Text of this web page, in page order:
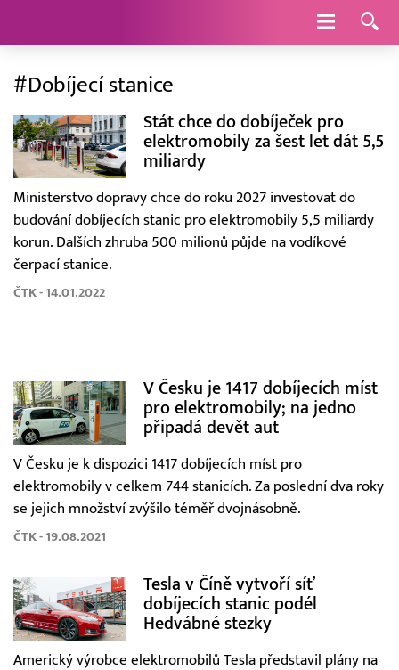
Navigace
#Dobíjecí stanice
Stát chce do dobíječek pro
elektromobily za šest let dát 5,5
miliardy
Ministerstvo dopravy chce do roku 2027 investovat do
budování dobíjecích stanic pro elektromobily 5,5 miliardy
korun. Dalších zhruba 500 milionů půjde na vodíkové
čerpací stanice.
ČTK - 14.01.2022
V Česku je 1417 dobíjecích míst
pro elektromobily; na jedno
připadá devět aut
V Česku je k dispozici 1417 dobíjecích míst pro
elektromobily v celkem 744 stanicích. Za poslední dva roky
se jejich množství zvýšilo téměř dvojnásobně.
ČTK - 19.08.2021
Tesla v Číně vytvoří síť
dobíjecích stanic podél
Hedvábné stezky
Americký výrobce elektromobilů Tesla představil plány na